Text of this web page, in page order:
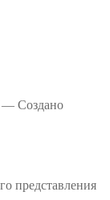
Создано
представления